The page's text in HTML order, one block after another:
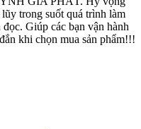
trong suốt quá trình làm
Giúp các bạn vận hành
khi chọn mua sản phẩm!!!